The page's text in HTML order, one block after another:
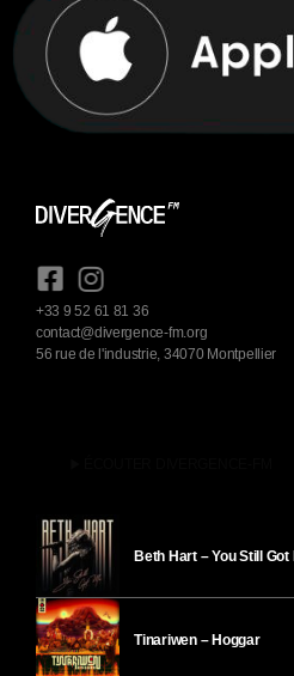
+33 9 52 61 81 36
contact@divergence-fm.org
56 rue de l'industrie, 34070 Montpellier
Beth Hart – You Still Got
Tinariwen – Hoggar